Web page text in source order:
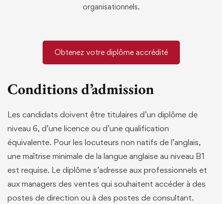
organisationnels.
Obtenez votre diplôme accrédité
Conditions d’admission
Les candidats doivent être titulaires d’un diplôme de
niveau 6, d’une licence ou d’une qualification
équivalente. Pour les locuteurs non natifs de l’anglais,
une maîtrise minimale de la langue anglaise au niveau B1
est requise. Le diplôme s’adresse aux professionnels et
aux managers des ventes qui souhaitent accéder à des
postes de direction ou à des postes de consultant.